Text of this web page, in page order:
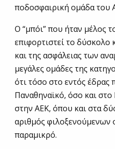
ποδοσφαιρική ομάδα του
Ο “μπόι” που ήταν μέλος
επιφορτιστεί το
και της ασφάλειας των
μεγάλες ομάδες της
ότι τόσο στο εντός έδρας
Παναθηναϊκό, όσο και στο
στην ΑΕΚ, όπου και στα
αριθμός
παραμικρό.